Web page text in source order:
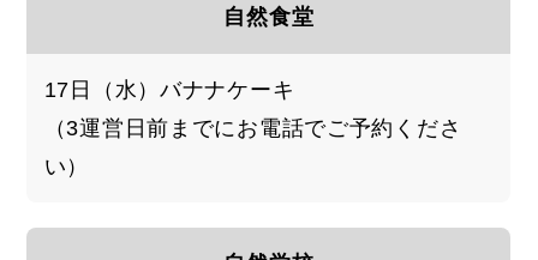
自然食堂
17日（水）バナナケーキ
（3運営日前までにお電話でご予約くださ
い）